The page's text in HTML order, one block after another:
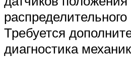
Требуется
диагностика